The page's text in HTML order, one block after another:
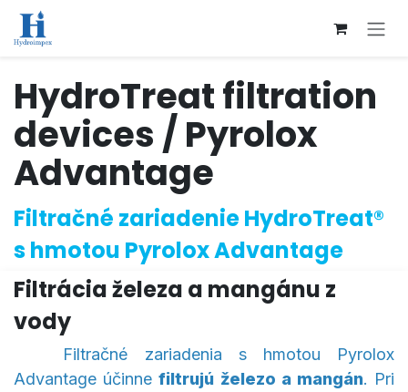
Přejít na obsah
HydroTreat filtration
devices / Pyrolox
Advantage
Filtračné zariadenie HydroTreat®
s hmotou Pyrolox Advantage
Filtrácia železa a mangánu z
vody
Filtračné zariadenia s hmotou Pyrolox
Advantage účinnefiltrujú železo a mangán. Pri